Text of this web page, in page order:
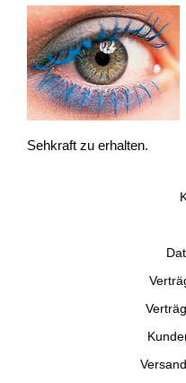
Sehkraft zu erhalten.